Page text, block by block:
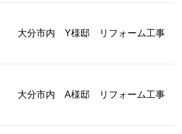
大分市内 Y様邸 リフォーム工事
大分市内 A様邸 リフォーム工事